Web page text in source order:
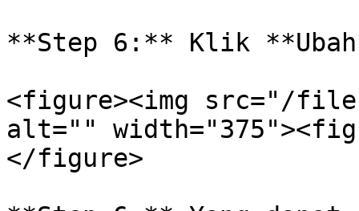
**Step 6:** Klik
<figure><img src="/files/
alt=""
</figure>